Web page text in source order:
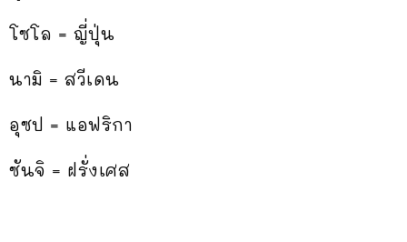
โซโล = ญี่ปุ่น
นามิ = สวีเดน
อุซป = แอฟริกา
ซันจิ = ฝรั่งเศส